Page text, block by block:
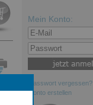
Mein Konto:
Passwort vergessen?
Konto erstellen